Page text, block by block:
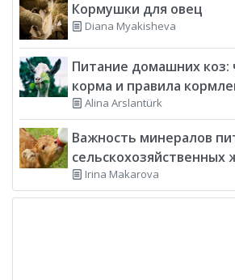
Кормушки для овец
Diana Myakisheva
Питание домашних коз:
корма и правила
Alina Arslantürk
Важность минералов
сельскохозяйственных
Irina Makarova